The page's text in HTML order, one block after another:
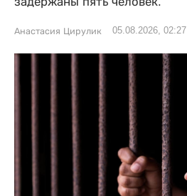
Анастасия Цирулик 05.08.2026, 02:27